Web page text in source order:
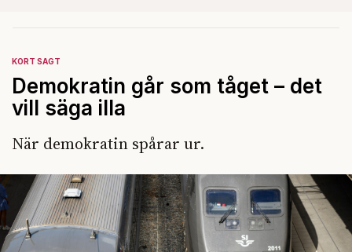
KORT SAGT
Demokratin går som tåget – det
vill säga illa
När demokratin spårar ur.